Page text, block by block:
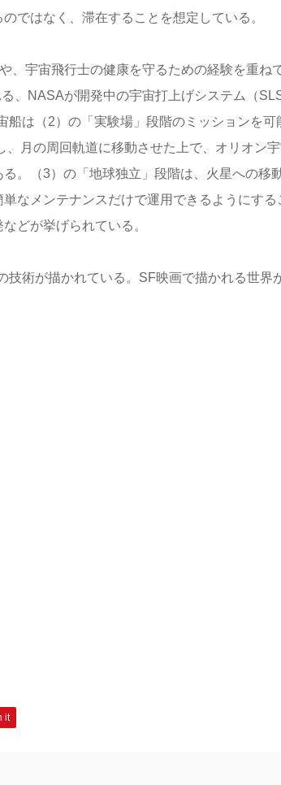
ではなく、滞在することを想定している。
、宇宙飛行士の健康を守るための経験を重ね
、NASAが開発中の宇宙打上げシステム（
船は（2）の「実験場」段階のミッションを可
月の周回軌道に移動させた上で、オリオン
。（3）の「地球独立」段階は、火星への移
なメンテナンスだけで運用できるようにする
どが挙げられている。
術が描かれている。SF映画で描かれる世界
it